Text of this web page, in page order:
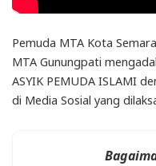
Pemuda MTA Kota
MTA Gunungpati
ASYIK PEMUDA ISLAMI
di Media Sosial yang